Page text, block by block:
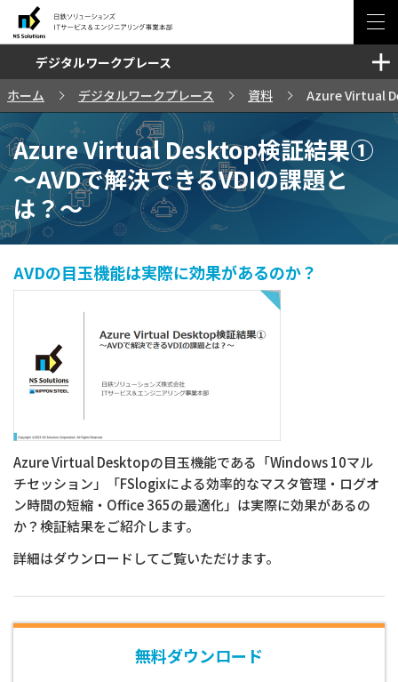
ソリューション・サービス
セミナー・イベント
事例
ブログ
お問い合わせ
サイトマップ
会社情報
プライバシーポリシー クッキーの使用について
デジタルワークプレース
ホーム
デジタルワークプレース 資料 Azure Virtual
Azure Virtual Desktop検証結果①
～AVDで解決できるVDIの課題と
は？～
AVDの目玉機能は実際に効果があるのか？
Azure Virtual Desktopの目玉機能である「Windows 10マル
チセッション」「FSlogixによる効率的なマスタ管理・ログオ
ン時間の短縮・Office 365の最適化」は実際に効果があるの
か？検証結果をご紹介します。
詳細はダウンロードしてご覧いただけます。
無料ダウンロード